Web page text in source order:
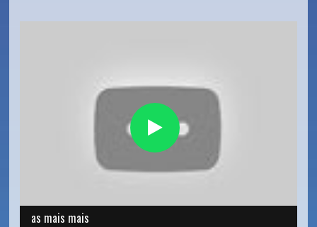
as mais mais